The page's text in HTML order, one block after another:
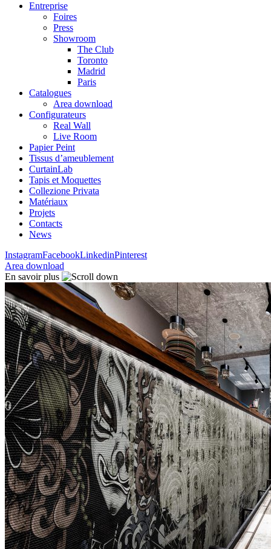
Entreprise
Foires
Press
Showroom
The Club
Toronto
Madrid
Paris
Catalogues
Area download
Configurateurs
Real Wall
Live Room
Papier Peint
Tissus d’ameublement
CurtainLab
Tapis et Moquettes
Collezione Privata
Matériaux
Projets
Contacts
News
InstagramFacebookLinkedinPinterest
Area download
En savoir plus